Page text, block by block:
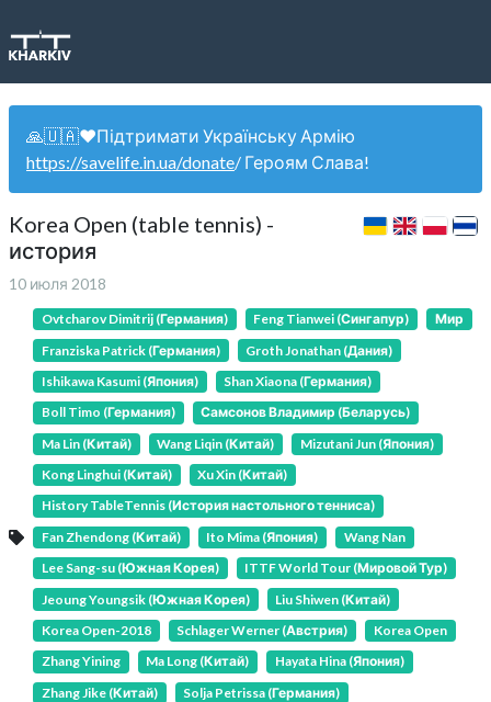
🙏🇺🇦❤️Підтримати Українську Армію
https://savelife.in.ua/donate/ Героям Слава!
Korea Open (table tennis) -
история
10 июля 2018
Ovtcharov Dimitrij (Германия) Feng Tianwei (Сингапур)
Мир
Franziska Patrick (Германия)
Groth Jonathan (Дания)
Ishikawa Kasumi (Япония)
Shan Xiaona (Германия)
Boll Timo (Германия)
Самсонов Владимир (Беларусь)
Ma Lin (Китай)
Wang Liqin (Китай)
Mizutani Jun (Япония)
Kong Linghui (Китай)
Xu Xin (Китай)
History TableTennis (История настольного тенниса)
Fan Zhendong (Китай)
Ito Mima (Япония)
Wang Nan
Lee Sang-su (Южная Корея)
ITTF World Tour (Мировой Тур)
Jeoung Youngsik (Южная Корея)
Liu Shiwen (Китай)
Korea Open-2018
Schlager Werner (Австрия)
Korea Open
Zhang Yining
Ma Long (Китай)
Hayata Hina (Япония)
Zhang Jike (Китай)
Solja Petrissa (Германия)